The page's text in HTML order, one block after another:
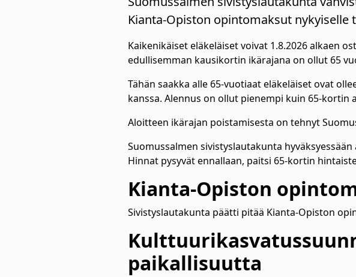
Kianta-Opiston opintomaksut
Kaikenikäiset eläkeläiset voivat 1.8.2026 alkaen
edullisemman kausikortin ikärajana on ollut 65
Tähän saakka alle 65-vuotiaat eläkeläiset ovat
kanssa. Alennus on ollut pienempi kuin 65-kortin
Aloitteen ikärajan poistamisesta on tehnyt
Suomussalmen sivistyslautakunta
Hinnat pysyvät ennallaan, paitsi 65-kortin
Kianta-Opiston
Sivistyslautakunta päätti pitää Kianta-Opiston
paikallisuutta